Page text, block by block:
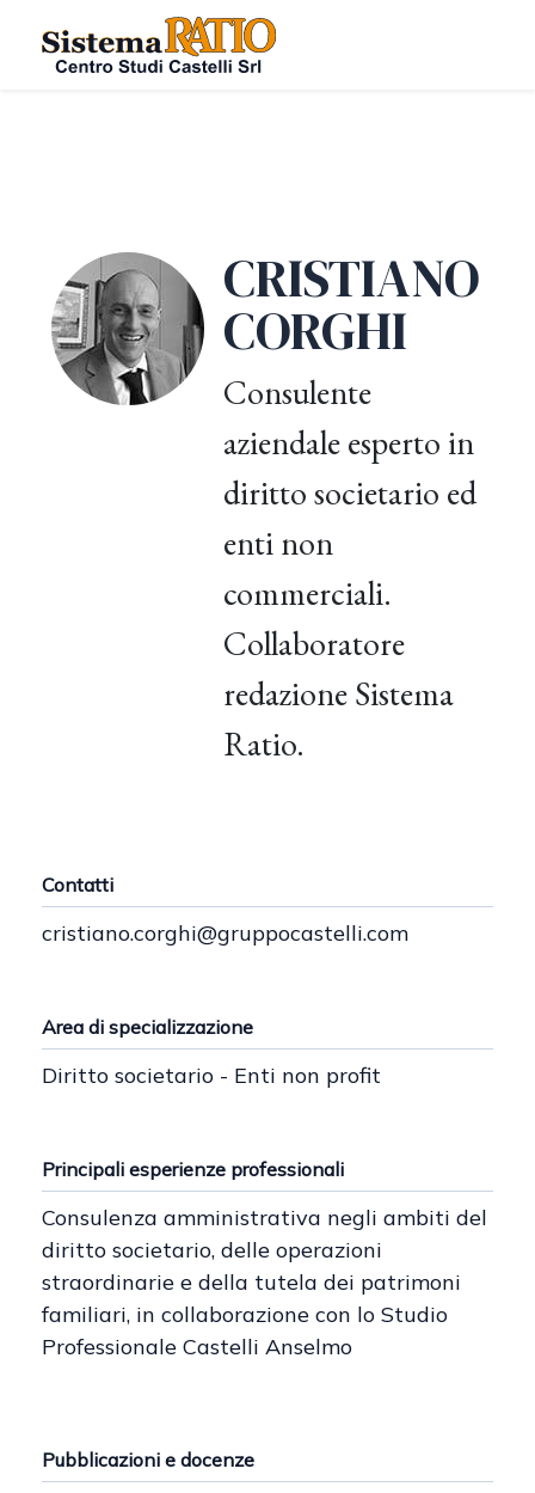
CRISTIANO
CORGHI
Consulente
aziendale esperto in
diritto societario ed
enti non
commerciali.
Collaboratore
redazione Sistema
Ratio.
Contatti
cristiano.corghi@gruppocastelli.com
Area di specializzazione
Diritto societario - Enti non profit
Principali esperienze professionali
Consulenza amministrativa negli ambiti del
diritto societario, delle operazioni
straordinarie e della tutela dei patrimoni
familiari, in collaborazione con lo Studio
Professionale Castelli Anselmo
Pubblicazioni e docenze